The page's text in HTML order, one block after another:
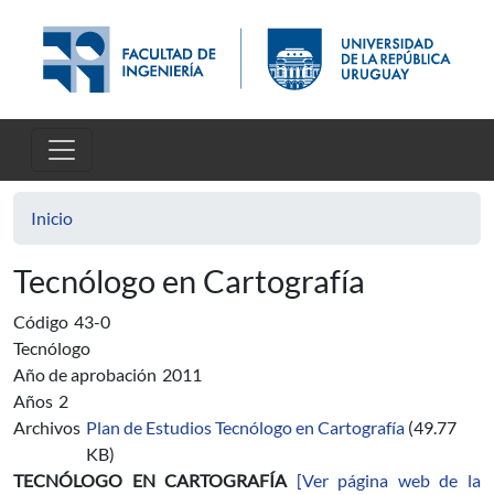
Inicio
Tecnólogo en Cartografía
Código 43-0
Tecnólogo
Año de aprobación 2011
Años 2
Archivos Plan de Estudios Tecnólogo en Cartografía (49.77
KB)
TECNÓLOGO EN CARTOGRAFÍA [Ver página web de la